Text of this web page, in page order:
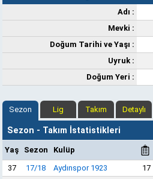
Adı :
Mevki :
Doğum Tarihi ve Yaşı :
Uyruk :
Doğum Yeri :
Sezon Lig Takım Detaylı
Sezon - Takım İstatistikleri
Yaş Sezon Kulüp
37
17/18 Aydınspor 1923 17